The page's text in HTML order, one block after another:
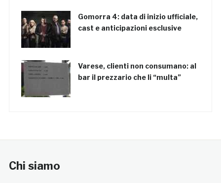
Gomorra 4: data di inizio ufficiale,
cast e anticipazioni esclusive
Varese, clienti non consumano: al
bar il prezzario che li “multa”
Chi siamo